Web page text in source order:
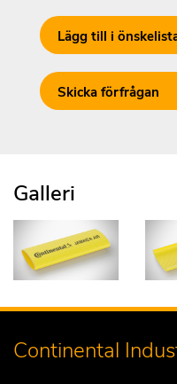
Lägg till i
Skicka förfrågan
Galleri
Continental